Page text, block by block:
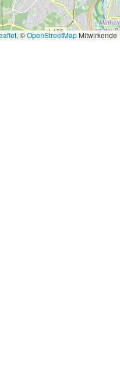
, ©OpenStreetMapMitwirkende